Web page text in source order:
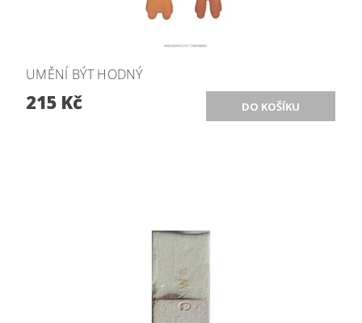
UMĚNÍ BÝT HODNÝ
215 Kč